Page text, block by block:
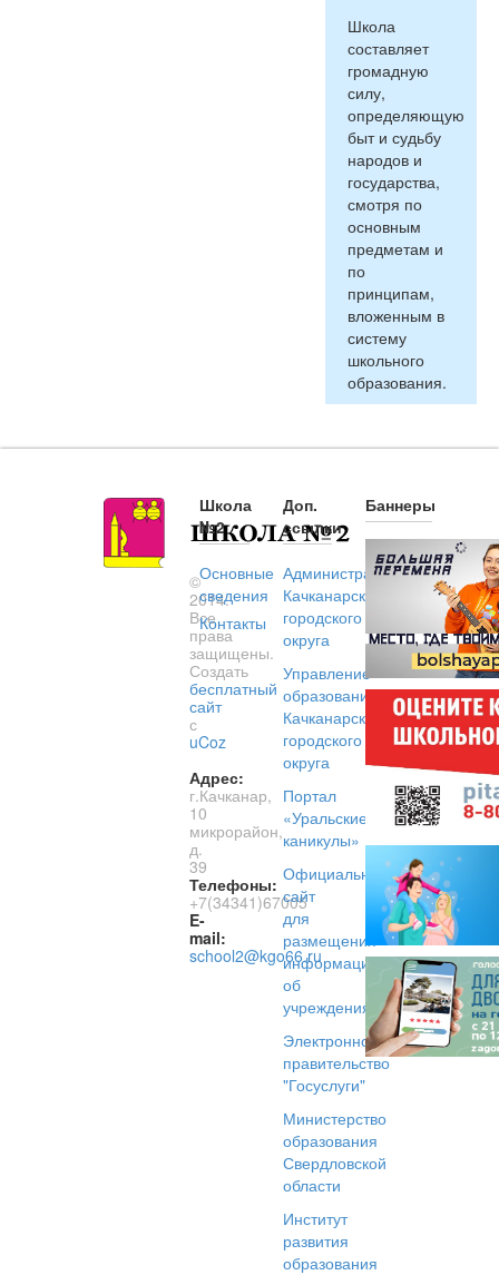
Школа
составляет
громадную
силу,
определяющую
быт и судьбу
народов и
государства,
смотря по
основным
предметам и
по
принципам,
вложенным в
систему
школьного
образования.
©
2014.
Все
права
защищены.
Создать
бесплатный
сайт
с
uCoz
Адрес:
г.Качканар,
10
микрорайон,
д.
39
Телефоны:
+7(34341)67005
E-
mail:
school2@kgo66.ru
Школа
№2
Основные
сведения
Контакты
Доп.
ссылки
Администрация
Качканарского
городского
округа
Управление
образованием
Качканарского
городского
округа
Портал
«Уральские
каникулы»
Официальный
сайт
для
размещения
информации
об
учреждениях
Электронное
правительство
"Госуслуги"
Министерство
образования
Свердловской
области
Институт
развития
образования
Баннеры